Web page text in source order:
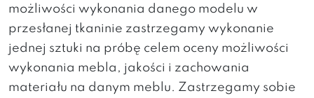
możliwości wykonania danego modelu w
przesłanej tkaninie zastrzegamy wykonanie
jednej sztuki na próbę celem oceny możliwości
wykonania mebla, jakości i zachowania
materiału na danym meblu. Zastrzegamy sobie